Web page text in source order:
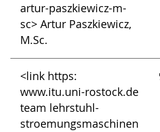
artur-paszkiewicz-m-
sc> Artur Paszkiewicz,
M.Sc.
<link https:
www.itu.uni-rostock.de
team lehrstuhl-
stroemungsmaschinen